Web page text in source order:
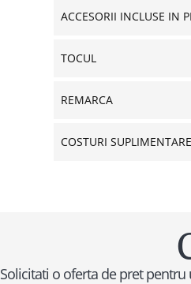
ACCESORII INCLUSE IN
TOCUL
REMARCA
COSTURI SUPLIMENTARE
Solicitati o oferta de pret